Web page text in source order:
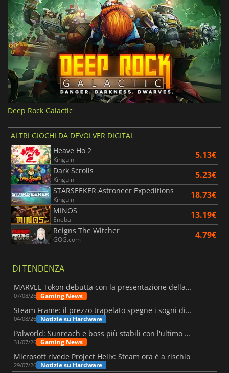
Deep Rock Galactic
ALTRI GIOCHI DA DEVOLVER DIGITAL
Heave Ho 2
Kinguin 5.13€
Dark Scrolls
Kinguin 5.23€
STARSEEKER Astroneer Expeditions
Kinguin 18.73€
MINOS
Eneba 13.19€
Reigns The Witcher
GOG.com 4.79€
DI TENDENZA
MARVEL Tōkon debutta con la presentazione della roadmap per il primo anno
07/08/26 Gaming News
Steam Frame: il prezzo trapelato spegne i sogni di un VR economico
04/08/26 Notizie su Hardware
Palworld: Sunreach e boss più stabili con l'ultimo update
31/07/26 Gaming News
Microsoft rivede Project Helix: Steam ora è a rischio
29/07/26 Notizie su Hardware